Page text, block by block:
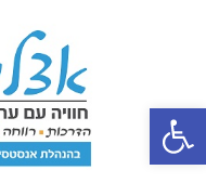
פתח סרגל נגישות